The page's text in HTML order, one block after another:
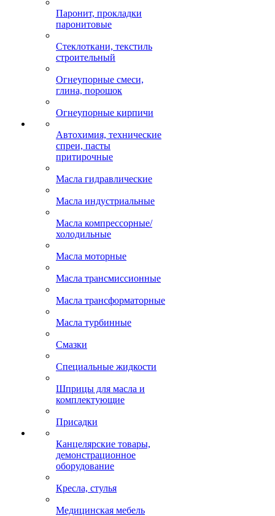
Паронит, прокладки
паронитовые
Стеклоткани, текстиль
строительный
Огнеупорные смеси,
глина, порошок
Огнеупорные кирпичи
Автохимия, технические
спреи, пасты
притирочные
Масла гидравлические
Масла индустриальные
Масла компрессорные/
холодильные
Масла моторные
Масла трансмиссионные
Масла трансформаторные
Масла турбинные
Смазки
Специальные жидкости
Шприцы для масла и
комплектующие
Присадки
Канцелярские товары,
демонстрационное
оборудование
Кресла, стулья
Медицинская мебель